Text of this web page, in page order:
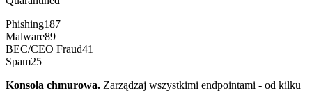
Phishing187
Malware89
BEC/CEO Fraud41
Spam25
Konsola chmurowa. Zarządzaj wszystkimi endpointami - od kilku